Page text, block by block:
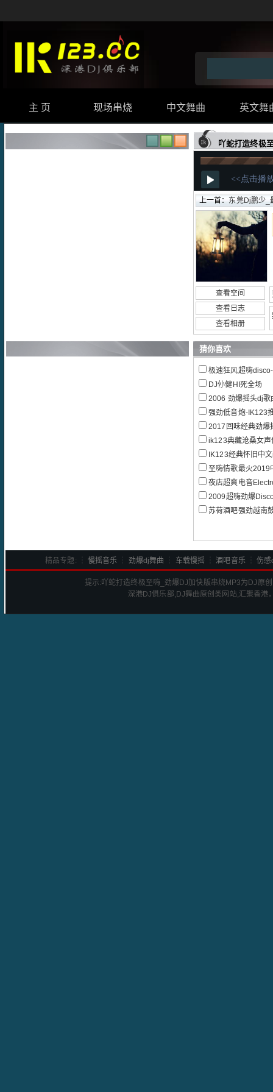
主 页 现场串烧 中文舞曲 英文舞
吖蛇打造终极
上一首：东莞Dj鹏少_最
查看空间
查看日志
查看相册
猜你喜欢
极速狂风超嗨
DJ仦健HI死全场
2006 劲爆摇头dj歌
强劲低音炮-IK123推荐
2017回味经典劲爆摇
ik123典藏沧桑女声伤
IK123经典怀旧中
至嗨情歌最火2019中文
夜店超爽电音
2009超嗨劲爆Disco
苏荷酒吧强劲越南
精品专题: ┆ 慢摇音乐 劲爆dj舞曲 车载慢摇 ┆酒吧音乐┆伤感
提示:吖蛇打造终极至嗨_劲爆DJ加快版串烧MP3为DJ原
深港DJ俱乐部,DJ舞曲原创类网站,汇聚香港